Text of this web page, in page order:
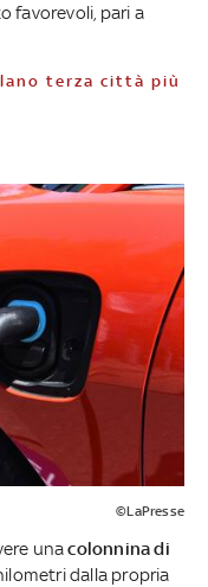
favorevoli, pari a
©LaPresse
unacolonnina di
dalla propria